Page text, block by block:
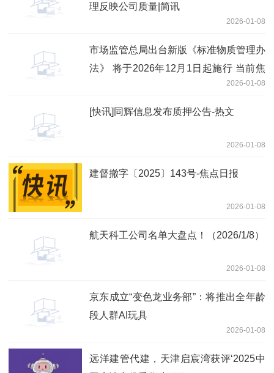
理反映公司质量|简讯
2026-01-08
市场监管总局出台新版《标准物质管理办
法》 将于2026年12月1日起施行 当前焦
2026-01-08
[快讯]同辉信息发布质押公告-热文
2026-01-08
建督撤字〔2025〕143号-焦点日报
2026-01-08
航天科工公司名单大盘点！（2026/1/8）
2026-01-08
京东成立“变色龙业务部”：将推出全年龄
段人群AI玩具
2026-01-08
远洋建管代建，天津启宸湾获评‘2025中